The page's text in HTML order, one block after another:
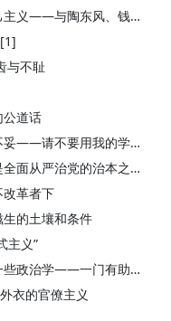
陶东风、钱理群二先生商榷
与不耻
公道话
用我的学术成果为一个似是而
面从严治党的治本之策
革者下
的土壤和条件
主义”
一门有助于推进中国政治文明
衣的官僚主义